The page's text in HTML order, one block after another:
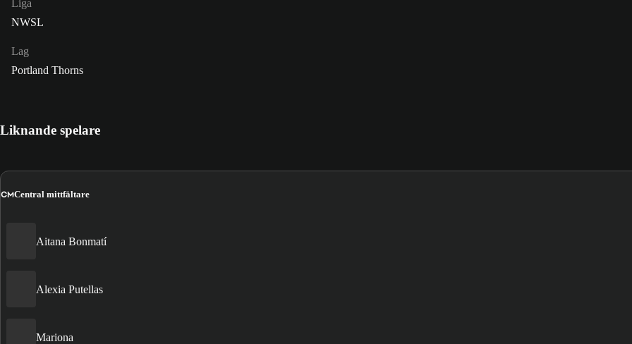
Liga
NWSL
Lag
Portland Thorns
Liknande spelare
CMCentral mittfältare
Aitana Bonmatí
Alexia Putellas
Mariona